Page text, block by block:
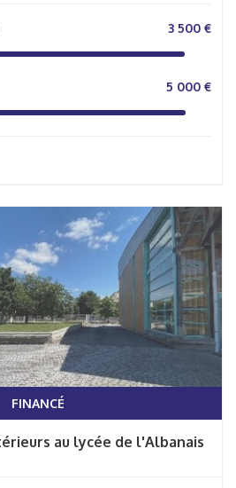
3 500 €
5 000 €
FINANCÉ
au lycée de l'Albanais